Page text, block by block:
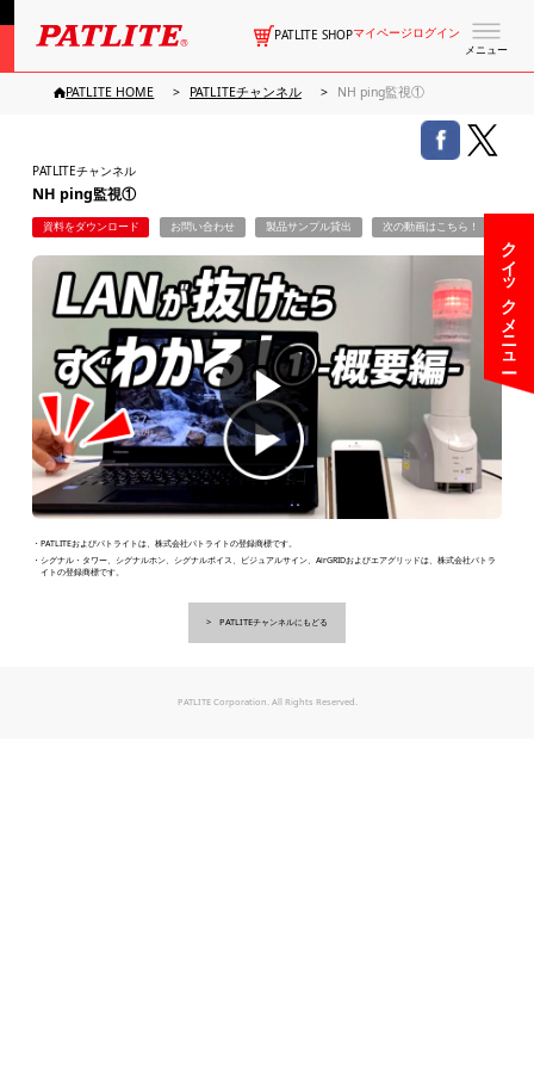
メニュー
PATLITE SHOPマイページログイン
クイックメニュー
PATLITE HOME PATLITEチャンネル NH ping監視①
PATLITEチャンネル
NH ping監視①
資料をダウンロード お問い合わせ 製品サンプル貸出 次の動画はこちら！
▶
・PATLITEおよびパトライトは、株式会社パトライトの登録商標です。
・シグナル・タワー、シグナルホン、シグナルボイス、ビジュアルサイン、AirGRIDおよびエアグリッドは、株式会社パトラ
イトの登録商標です。
PATLITEチャンネルにもどる
PATLITE Corporation. All Rights Reserved.